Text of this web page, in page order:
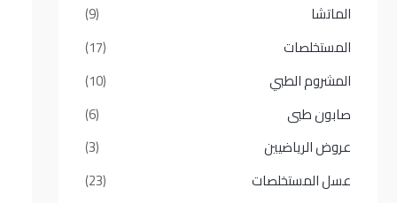
الماتشا
(9)
المستخلصات
(17)
المشروم الطبي
(10)
صابون طبى
(6)
عروض الرياضيين
(3)
عسل المستخلصات
(23)